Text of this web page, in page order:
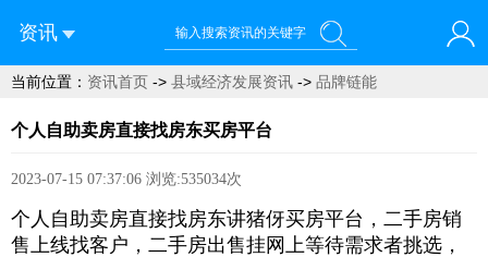
资讯
您好！欢迎来到青菜网
当前位置： 资讯首页 -> 县域经济发展资讯 -> 品牌链能
个人自助卖房直接找房东买房平台
2023-07-15 07:37:06 浏览:535034次
个人自助卖房直接找房东讲猪伢买房平台，二手房销
售上线找客户，二手房出售挂网上等待需求者挑选，